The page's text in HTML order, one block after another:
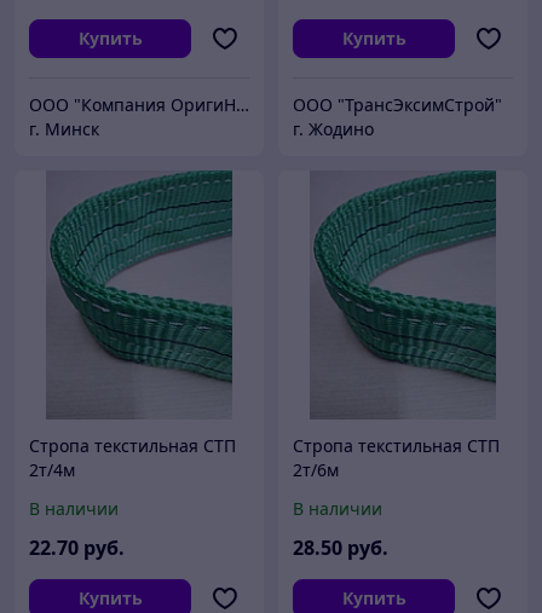
Купить
ООО "Компания ОригиНал"
г. Минск
Купить
ООО "ТрансЭксимСтрой"
г. Жодино
Стропа текстильная СТП
2т/4м
В наличии
22.70 руб.
Купить
Стропа текстильная СТП
2т/6м
В наличии
28.50 руб.
Купить